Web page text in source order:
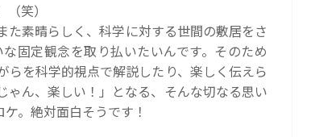
笑）
素晴らしく、科学に対する世間の敷居をさ
固定観念を取り払いたいんです。そのため
を科学的視点で解説したり、楽しく伝えら
ん、楽しい！」となる、そんな切なる思い
。絶対面白そうです！